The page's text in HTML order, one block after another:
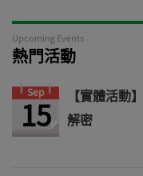
Upcoming Events
熱門活動
Sep
15
【實體活動
解密